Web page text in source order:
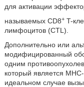
для активации
называемых CD8+T-
лимфоцитов (CTL).
Дополнительно или
модифицированный
одним
который является
идеальном случае